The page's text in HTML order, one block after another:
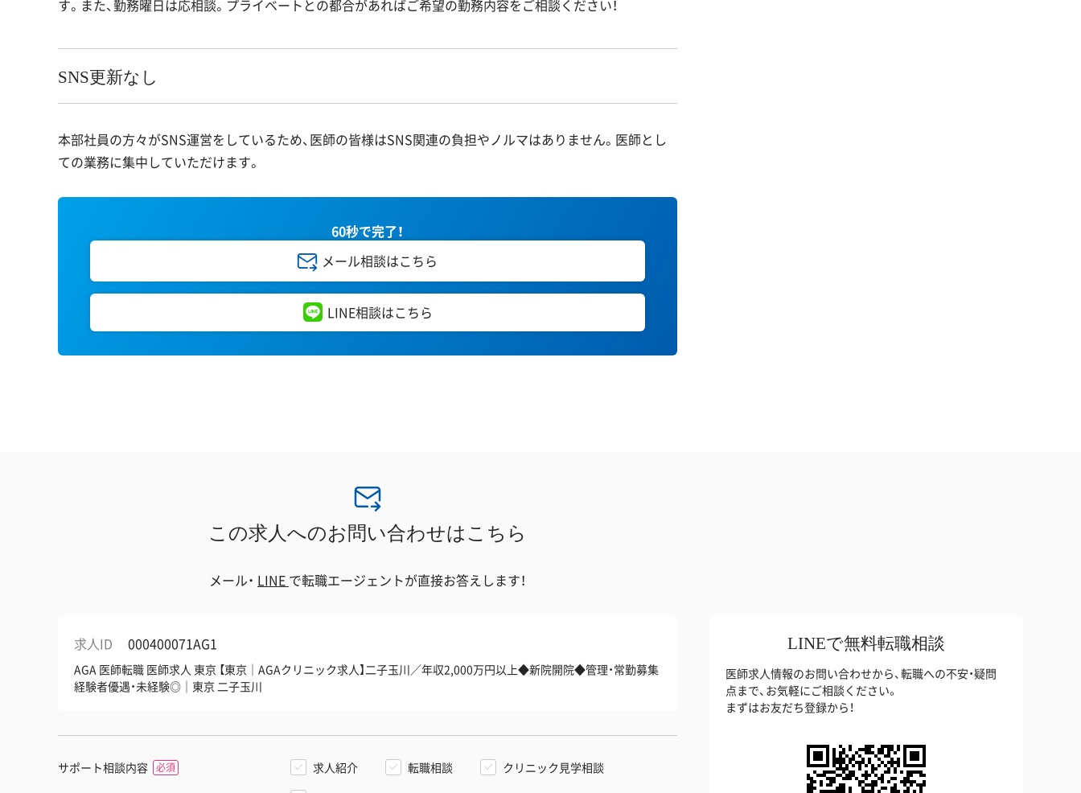
す。また、勤務曜日は応相談。プライベートとの都合があればご希望の勤務内容をご相談ください！
SNS更新なし
本部社員の方々がSNS運営をしているため、医師の皆様はSNS関連の負担やノルマはありません。医師とし
ての業務に集中していただけます。
60秒で完了！
メール相談はこちら
LINE相談はこちら
この求人へのお問い合わせはこちら
メール・ LINE で転職エージェントが直接お答えします！
求人ID 000400071AG1
AGA 医師転職 医師求人 東京 【東京｜AGAクリニック求人】二子玉川／年収2,000万円以上◆新院開院◆管理・常勤募集
経験者優遇・未経験◎｜東京 二子玉川
サポート相談内容 求人紹介 転職相談
クリニック見学相談
LINEで無料転職相談
医師求人情報のお問い合わせから、転職への不安・疑問
点まで、お気軽にご相談ください。
まずはお友だち登録から！